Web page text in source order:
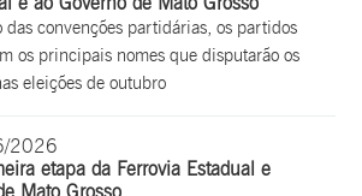
das convenções partidárias, os partidos
os principais nomes que disputarão os
eleições de outubro
2026
etapa da Ferrovia Estadual e